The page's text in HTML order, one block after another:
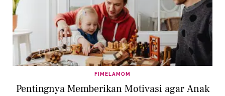
FIMELAMOM
Pentingnya Memberikan Motivasi agar Anak